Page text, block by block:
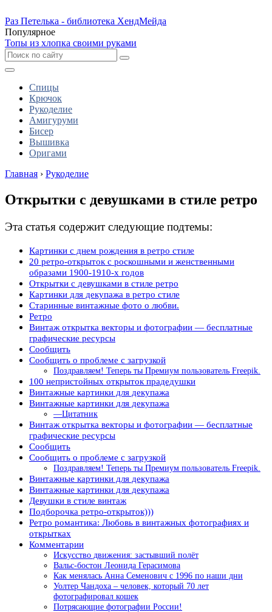
Раз Петелька - библиотека ХендМейда
Популярное
Топы из хлопка своими руками
Спицы
Крючок
Рукоделие
Амигуруми
Бисер
Вышивка
Оригами
Главная › Рукоделие
Открытки с девушками в стиле ретро
Эта статья содержит следующие подтемы:
Картинки с днем рождения в ретро стиле
20 ретро-открыток с роскошными и женственными
образами 1900-1910-х годов
Открытки с девушками в стиле ретро
Картинки для декупажа в ретро стиле
Старинные винтажные фото о любви.
Ретро
Винтаж открытка векторы и фотографии — бесплатные
графические ресурсы
Сообщить
Сообщить о проблеме с загрузкой
Поздравляем! Теперь ты Премиум пользователь Freepik.
100 непристойных открыток прадедушки
Винтажные картинки для декупажа
Винтажные картинки для декупажа
—Цитатник
Винтаж открытка векторы и фотографии — бесплатные
графические ресурсы
Сообщить
Сообщить о проблеме с загрузкой
Поздравляем! Теперь ты Премиум пользователь Freepik.
Винтажные картинки для декупажа
Винтажные картинки для декупажа
Девушки в стиле винтаж
Подборочка ретро-открыток)))
Ретро романтика: Любовь в винтажных фотографиях и
открытках
Комментарии
Искусство движения: застывший полёт
Вальс-бостон Леонида Герасимова
Как менялась Анна Семенович с 1996 по наши дни
Уолтер Чандоха – человек, который 70 лет
фотографировал кошек
Потрясающие фотографии России!